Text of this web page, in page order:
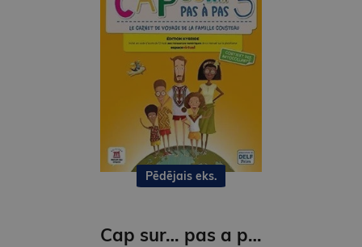
Pēdējais eks.
Cap sur… pas a pas 3 – Edition hybride – Livre de l’eleve + Cahier d’activites